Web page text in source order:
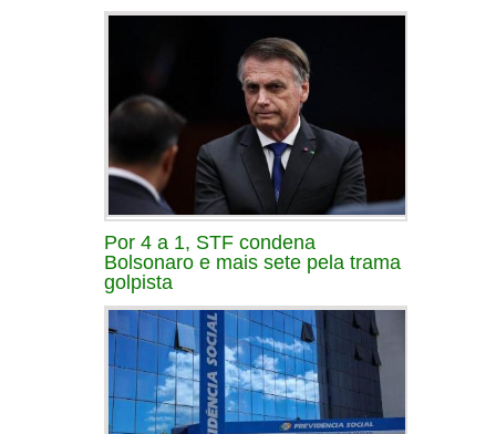
Por 4 a 1, STF condena
Bolsonaro e mais sete pela trama
golpista